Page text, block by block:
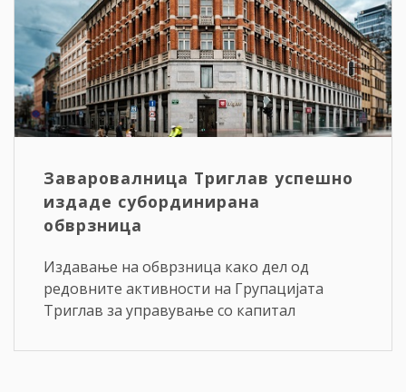
Заваровалница Триглав успешно
издаде субординирана
обврзница
Издавање на обврзница како дел од
редовните активности на Групацијата
Триглав за управување со капитал